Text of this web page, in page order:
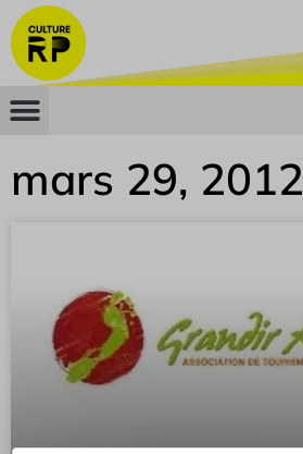
mars 29, 2012